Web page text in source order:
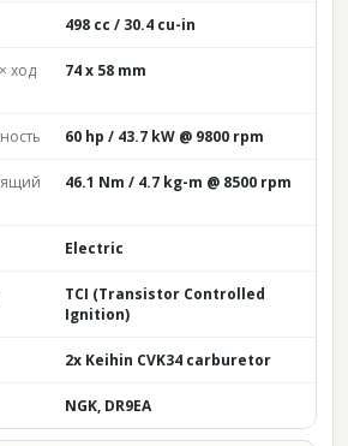
498 cc / 30.4 cu-in
ход
74 x 58 mm
60 hp / 43.7 kW @ 9800 rpm
46.1 Nm / 4.7 kg-m @ 8500 rpm
Electric
TCI (Transistor Controlled
Ignition)
2x Keihin CVK34 carburetor
NGK, DR9EA